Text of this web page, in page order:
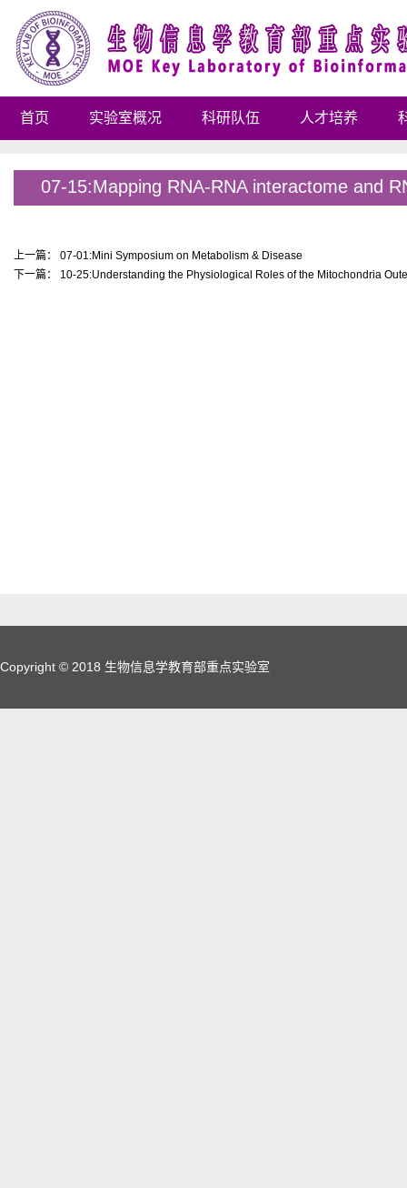
首页 实验室概况 科研队伍 人才培养
07-15:Mapping RNA-RNA interactome and
上一篇：
07-01:Mini Symposium on Metabolism & Disease
下一篇：
10-25:Understanding the Physiological Roles of the Mitochondria
Copyright © 2018 生物信息学教育部重点实验室